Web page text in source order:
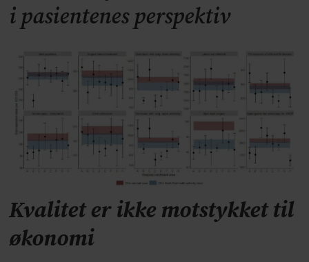
i pasientenes perspektiv
Kvalitet er ikke motstykket til
økonomi